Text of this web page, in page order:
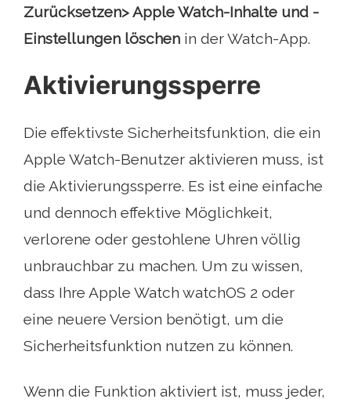
Zurücksetzen> Apple Watch-Inhalte und -
Einstellungen löschen in der Watch-App.
Aktivierungssperre
Die effektivste Sicherheitsfunktion, die ein
Apple Watch-Benutzer aktivieren muss, ist
die Aktivierungssperre. Es ist eine einfache
und dennoch effektive Möglichkeit,
verlorene oder gestohlene Uhren völlig
unbrauchbar zu machen. Um zu wissen,
dass Ihre Apple Watch watchOS 2 oder
eine neuere Version benötigt, um die
Sicherheitsfunktion nutzen zu können.
Wenn die Funktion aktiviert ist, muss jeder,